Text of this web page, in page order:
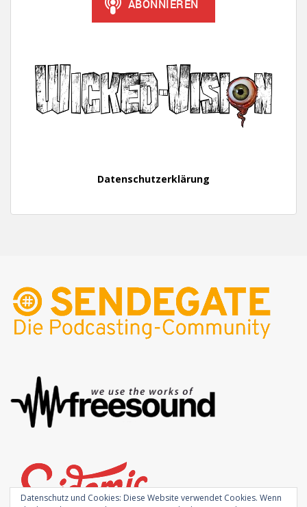
Datenschutzerklärung
Datenschutz und Cookies: Diese Website verwendet Cookies. Wenn